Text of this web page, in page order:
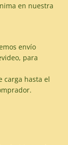
en nuestra
envío
para
carga hasta el